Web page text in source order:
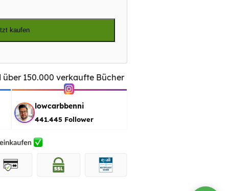
kaufen
150.000 verkaufte Bücher
lowcarbbenni
441.445 Follower